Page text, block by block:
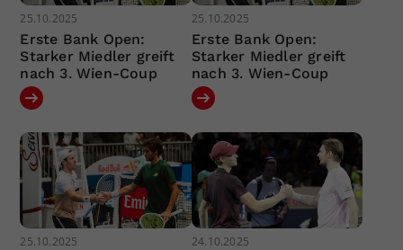
25.10.2025
Erste Bank Open:
Starker Miedler greift
nach 3. Wien-Coup
25.10.2025
Erste Bank Open:
Starker Miedler greift
nach 3. Wien-Coup
25.10.2025 24.10.2025